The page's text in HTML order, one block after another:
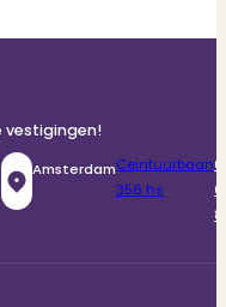
vestigingen!
AmsterdamCeintuurbaan
356 hs